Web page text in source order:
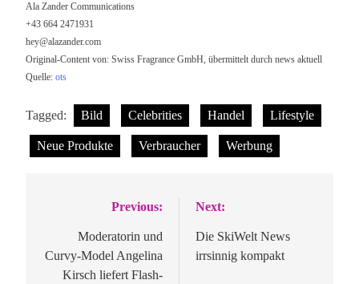
Ala Zander Communications
+43 664 2471931
hey@alazander.com
Original-Content von: Swiss Fragrance GmbH, übermittelt durch news aktuell
Quelle: ots
Tagged: Bild Celebrities Handel Lifestyle
Neue Produkte Verbraucher Werbung
Beitragsnavigation
Previous:
Moderatorin und
Curvy-Model Angelina
Kirsch liefert Flash-
Next:
Die SkiWelt News
irrsinnig kompakt